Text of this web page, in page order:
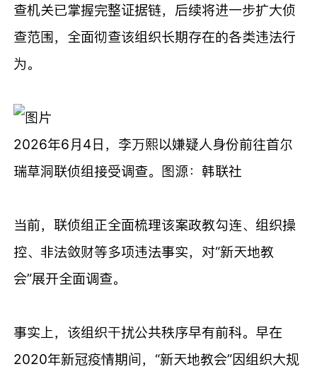
查机关已掌握完整证据链，后续将进一步扩大侦
查范围，全面彻查该组织长期存在的各类违法行
为。
2026年6月4日，李万熙以嫌疑人身份前往首尔
瑞草洞联侦组接受调查。图源：韩联社
当前，联侦组正全面梳理该案政教勾连、组织操
控、非法敛财等多项违法事实，对“新天地教
会”展开全面调查。
事实上，该组织干扰公共秩序早有前科。早在
2020年新冠疫情期间，“新天地教会”因组织大规